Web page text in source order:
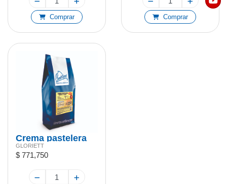
Comprar Comprar
Crema pastelera
Gloriet 25kg
GLORIETT
$ 771,750